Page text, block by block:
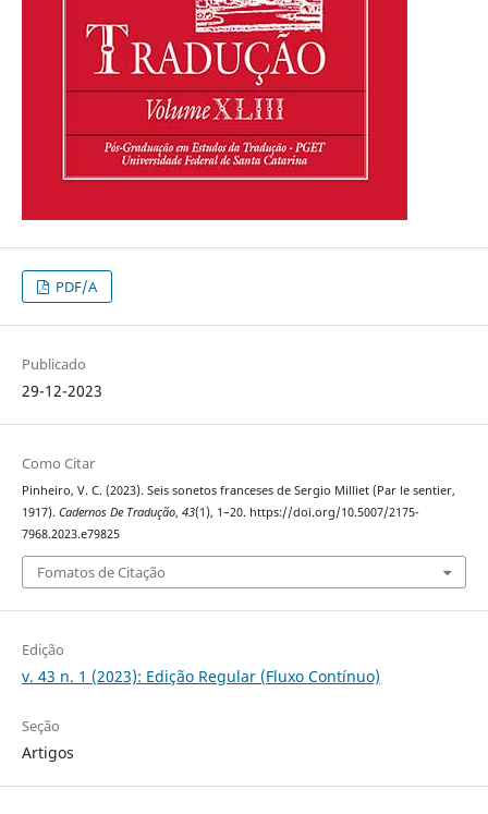
PDF/A
Publicado
29-12-2023
Como Citar
Pinheiro, V. C. (2023). Seis sonetos franceses de Sergio Milliet (Par le sentier,
1917). Cadernos De Tradução, 43(1), 1–20. https://doi.org/10.5007/2175-
7968.2023.e79825
Fomatos de Citação
Edição
v. 43 n. 1 (2023): Edição Regular (Fluxo Contínuo)
Seção
Artigos